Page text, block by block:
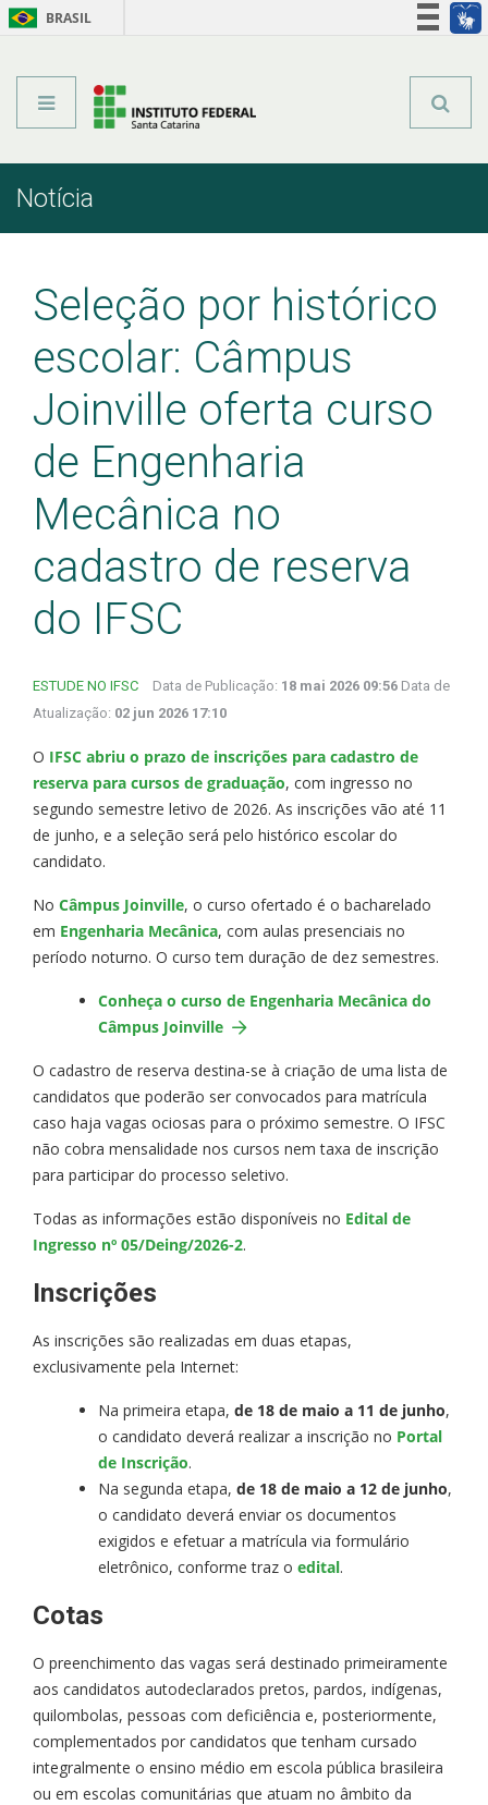
BRASIL
NotíciaInício
Seleção por histórico
escolar: Câmpus
Joinville oferta curso
de Engenharia
Mecânica no
cadastro de reserva
do IFSC
ESTUDE NO IFSC Data de Publicação: 18 mai 2026 09:56 Data de
Atualização: 02 jun 2026 17:10
O IFSC abriu o prazo de inscrições para cadastro de
reserva para cursos de graduação, com ingresso no
segundo semestre letivo de 2026. As inscrições vão até 11
de junho, e a seleção será pelo histórico escolar do
candidato.
No Câmpus Joinville, o curso ofertado é o bacharelado
em Engenharia Mecânica, com aulas presenciais no
período noturno. O curso tem duração de dez semestres.
Conheça o curso de Engenharia Mecânica do
Câmpus Joinville
O cadastro de reserva destina-se à criação de uma lista de
candidatos que poderão ser convocados para matrícula
caso haja vagas ociosas para o próximo semestre. O IFSC
não cobra mensalidade nos cursos nem taxa de inscrição
para participar do processo seletivo.
Todas as informações estão disponíveis no Edital de
Ingresso nº 05/Deing/2026-2.
Inscrições
As inscrições são realizadas em duas etapas,
exclusivamente pela Internet:
Na primeira etapa, de 18 de maio a 11 de junho,
o candidato deverá realizar a inscrição no Portal
de Inscrição.
Na segunda etapa, de 18 de maio a 12 de junho,
o candidato deverá enviar os documentos
exigidos e efetuar a matrícula via formulário
eletrônico, conforme traz o edital.
Cotas
O preenchimento das vagas será destinado primeiramente
aos candidatos autodeclarados pretos, pardos, indígenas,
quilombolas, pessoas com deficiência e, posteriormente,
complementados por candidatos que tenham cursado
integralmente o ensino médio em escola pública brasileira
ou em escolas comunitárias que atuam no âmbito da